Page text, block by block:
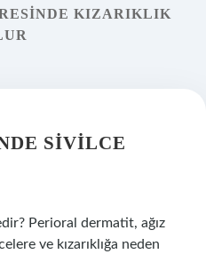
KIZARIKLIK
SIVILCE
Perioral dermatit, ağız
ve kızarıklığa neden